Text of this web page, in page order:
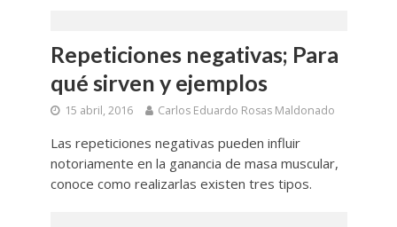
Repeticiones negativas; Para
qué sirven y ejemplos
15 abril, 2016 Carlos Eduardo Rosas Maldonado
Las repeticiones negativas pueden influir
notoriamente en la ganancia de masa muscular,
conoce como realizarlas existen tres tipos.